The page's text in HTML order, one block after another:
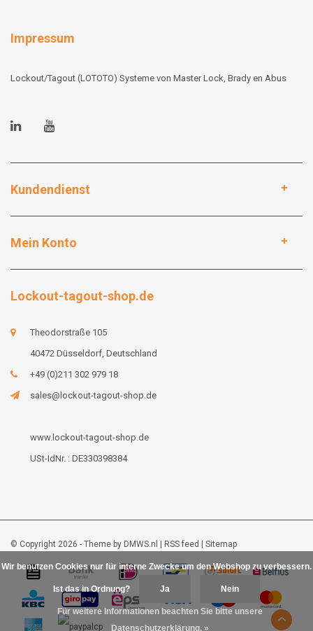
Impressum
Lockout/Tagout (LOTOTO) Systeme von Master Lock, Brady en Abus
Kundendienst
Mein Konto
Lockout-tagout-shop.de
Theodorstraße 105
40472 Düsseldorf, Deutschland
+49 (0)211 302 979 18
sales@lockout-tagout-shop.de
www.lockout-tagout-shop.de
USt-IdNr. : DE330398384
© Copyright 2026 - Theme by DMWS.nl | RSS feed | Sitemap
Wir benutzen Cookies nur für interne Zwecke um den Webshop zu verbessern.
Ist das in Ordnung? Ja Nein
Für weitere Informationen beachten Sie bitte unsere
Datenschutzerklärung. »